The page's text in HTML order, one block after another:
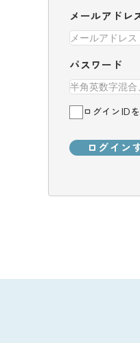
メールアドレ
パスワード
ログインID
ログイン